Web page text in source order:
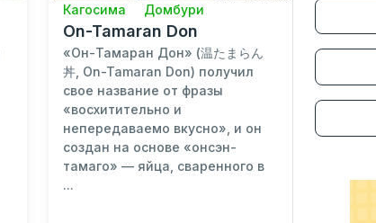
Кагосима Домбури
On-Tamaran Don
«Он-Тамаран Дон» (温たまらん
丼, On-Tamaran Don) получил
свое название от фразы
«восхитительно и
непередаваемо вкусно», и он
создан на основе «онсэн-
тамаго» — яйца, сваренного в
...